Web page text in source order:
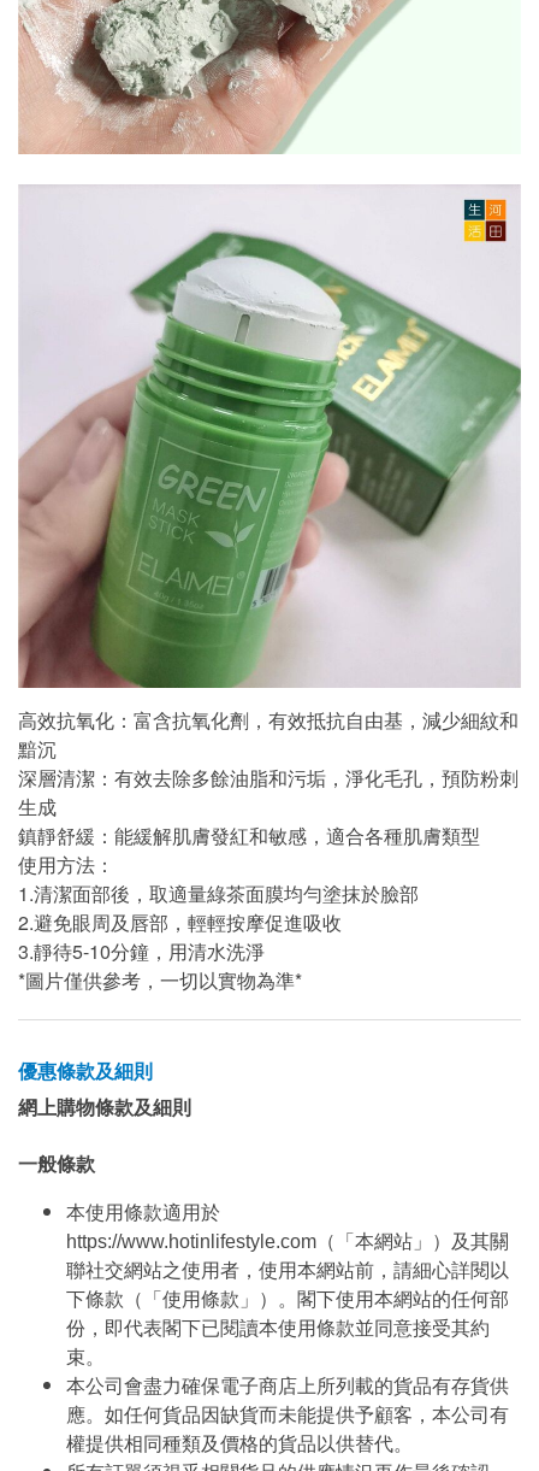
高效抗氧化：富含抗氧化劑，有效抵抗自由基，減少細紋和
黯沉
深層清潔：有效去除多餘油脂和污垢，淨化毛孔，預防粉刺
生成
鎮靜舒緩：能緩解肌膚發紅和敏感，適合各種肌膚類型
使用方法：
1.清潔面部後，取適量綠茶面膜均勻塗抹於臉部
2.避免眼周及唇部，輕輕按摩促進吸收
3.靜待5-10分鐘，用清水洗淨
*圖片僅供參考，一切以實物為準*
優惠條款及細則
網上購物條款及細則
一般條款
本使用條款適用於
https://www.hotinlifestyle.com（「本網站」）及其關
聯社交網站之使用者，使用本網站前，請細心詳閱以
下條款（「使用條款」）。閣下使用本網站的任何部
份，即代表閣下已閱讀本使用條款並同意接受其約
束。
本公司會盡力確保電子商店上所列載的貨品有存貨供
應。如任何貨品因缺貨而未能提供予顧客，本公司有
權提供相同種類及價格的貨品以供替代。